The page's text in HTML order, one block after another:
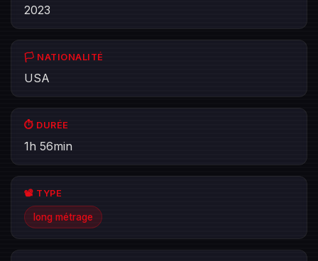
2023
🏳️ NATIONALITÉ
USA
⏱️ DURÉE
1h 56min
📽️ TYPE
long métrage